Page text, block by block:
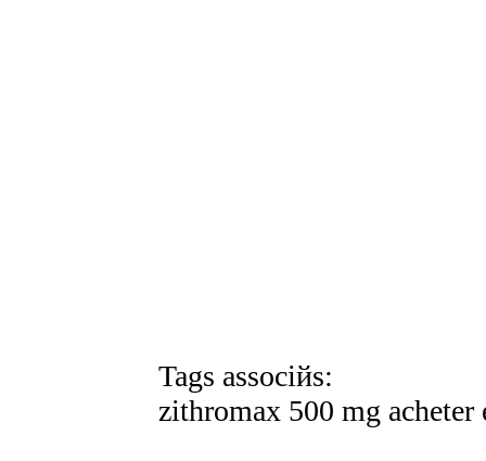
Tags associйs:
zithromax 500 mg acheter